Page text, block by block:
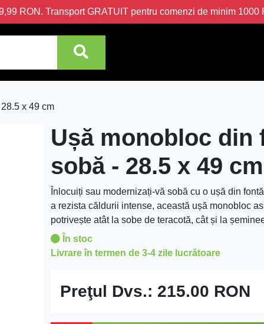
RON. Transport GRATUIT pentru comenzi de minim 1000
x 49 cm
Ușă monobloc din
sobă - 28.5 x 49 cm
Înlocuiți sau modernizați-vă sobă cu o ușă din
a rezista căldurii intense, această ușă monobloc
potrivește atât la sobe de teracotă, cât și la
În stoc
Livrare în termen de 3-4 zile lucrătoare
Preţul Dvs.: 215.00 RON